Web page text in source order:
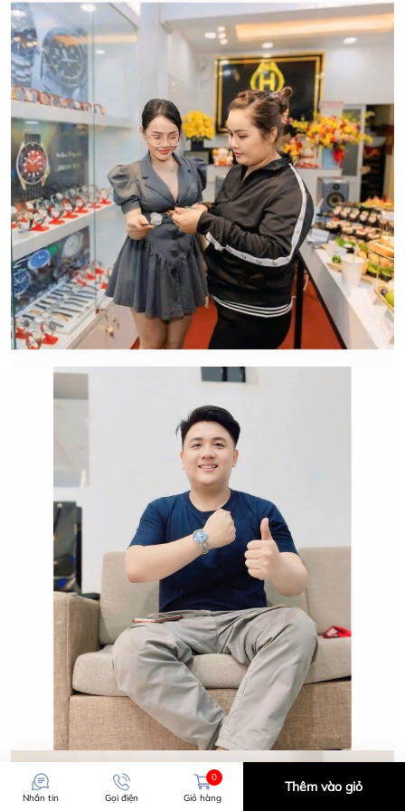
CẢM ƠN QUÝ KHÁCH ĐÃ TIN TƯỞNG VÀ ỦNG HỘ
HWATCH CHUYÊN NHẬP KHẨU và PHÂN PHỐI CÁC
LOẠI ĐỒNG HỒ CHÍNH HÃNG.
CẢM ƠN QUÝ KHÁCH ĐÃ TIN TƯỞNG VÀ ỦNG HỘ
HWATCH CHUYÊN NHẬP KHẨU và PHÂN PHỐI CÁC
LOẠI ĐỒNG HỒ CHÍNH HÃNG.
Nhắn tin Gọi điện
0
Giỏ hàng
Thêm vào giỏ